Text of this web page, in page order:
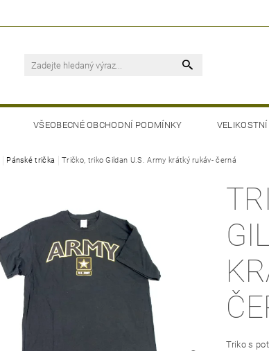
VŠEOBECNÉ OBCHODNÍ PODMÍNKY
Pánské trička Tričko, triko Gildan U.S. Army krátký rukáv- černá
Triko s